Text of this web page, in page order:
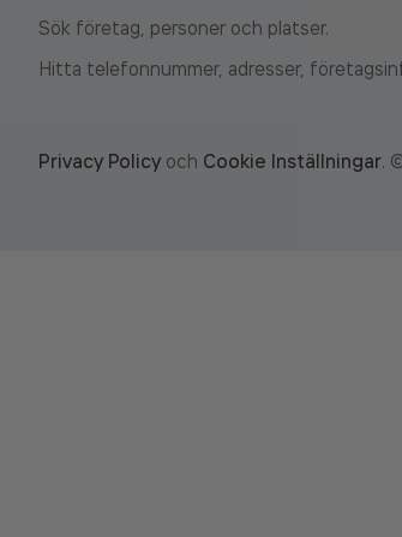
Sök företag, personer och platser.
Hitta telefonnummer, adresser,
Privacy Policy och Cookie Inställningar.